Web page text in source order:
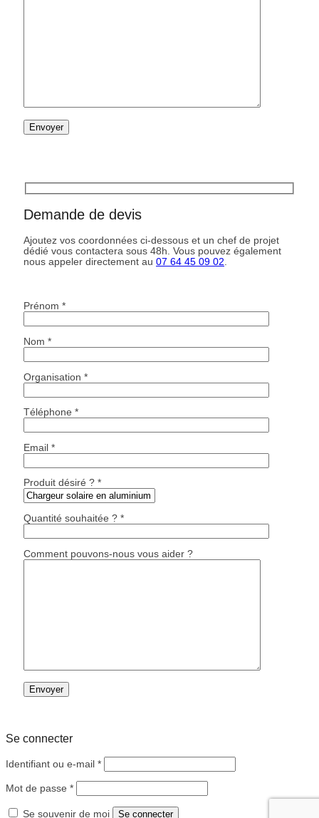
Demande de devis
Ajoutez vos coordonnées ci-dessous et un chef de projet
dédié vous contactera sous 48h. Vous pouvez également
nous appeler directement au 07 64 45 09 02.
Prénom *
Nom *
Organisation *
Téléphone *
Email *
Produit désiré ? *
Quantité souhaitée ? *
Comment pouvons-nous vous aider ?
Se connecter
Identifiant ou e-mail *Obligatoire
Mot de passe *Obligatoire
Se souvenir de moi Se connecter